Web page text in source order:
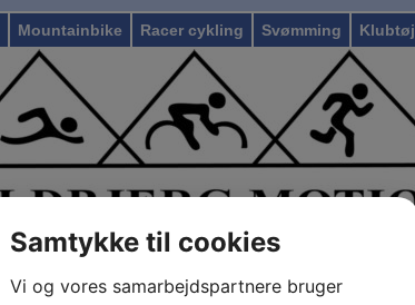
Mountainbike Racer cykling Svømming Klubtøj
Samtykke til cookies
Vi og vores samarbejdspartnere bruger